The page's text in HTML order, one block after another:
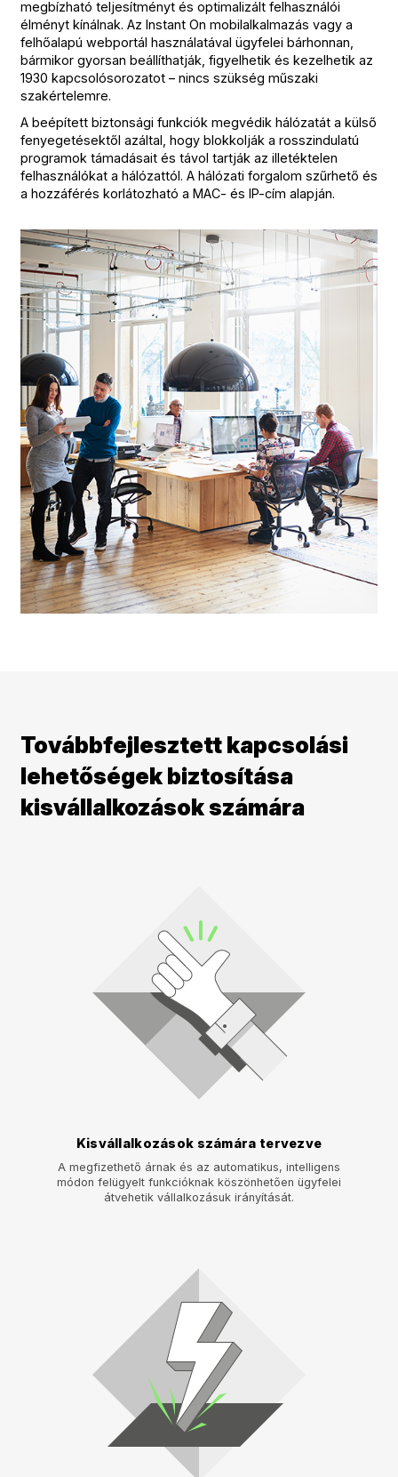
megbízható teljesítményt és optimalizált felhasználói
élményt kínálnak. Az Instant On mobilalkalmazás vagy a
felhőalapú webportál használatával ügyfelei bárhonnan,
bármikor gyorsan beállíthatják, figyelhetik és kezelhetik az
1930 kapcsolósorozatot – nincs szükség műszaki
szakértelemre.
A beépített biztonsági funkciók megvédik hálózatát a külső
fenyegetésektől azáltal, hogy blokkolják a rosszindulatú
programok támadásait és távol tartják az illetéktelen
felhasználókat a hálózattól. A hálózati forgalom szűrhető és
a hozzáférés korlátozható a MAC- és IP-cím alapján.
Továbbfejlesztett kapcsolási
lehetőségek biztosítása
kisvállalkozások számára
Kisvállalkozások számára tervezve
A megfizethető árnak és az automatikus, intelligens
módon felügyelt funkcióknak köszönhetően ügyfelei
átvehetik vállalkozásuk irányítását.